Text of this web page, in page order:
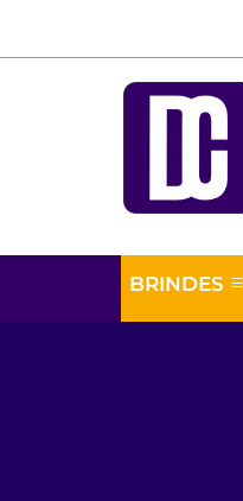
BRINDES